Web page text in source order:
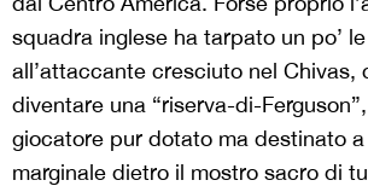
squadra inglese ha tarpato un po’
all’attaccante cresciuto nel Chivas,
diventare una “riserva-di-
giocatore pur dotato ma destinato
marginale dietro il mostro sacro di